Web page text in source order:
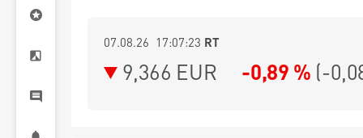
07.08.26 17:07:23 RT
9,366 EUR -0,89 % (-